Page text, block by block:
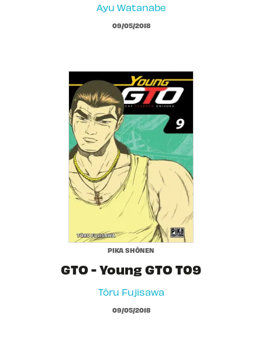
Ayu Watanabe
09/05/2018
PIKA SHÔNEN
GTO - Young GTO T09
Tôru Fujisawa
09/05/2018